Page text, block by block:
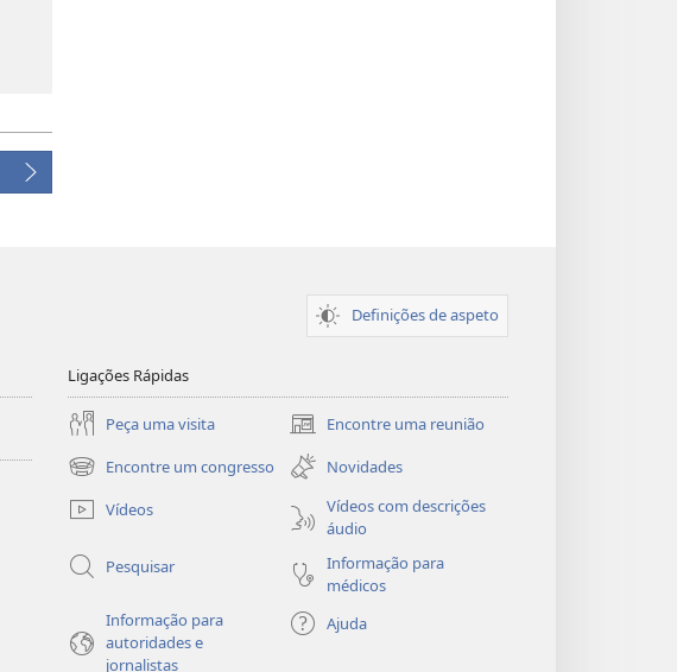
Definições de aspeto
Ligações Rápidas
Peça uma visita Encontre uma reunião
(abre
uma
nova
janela)
Encontre um congresso
(abre
uma
nova
Novidades
Vídeos
Vídeos com descrições
áudio
Pesquisar
Informação para
médicos
Informação para
autoridades e
jornalistas
Ajuda